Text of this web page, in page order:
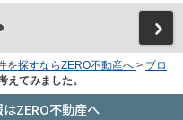
を探すならZERO不動産へ > ブロ
えてみました。
ZERO不動産へ